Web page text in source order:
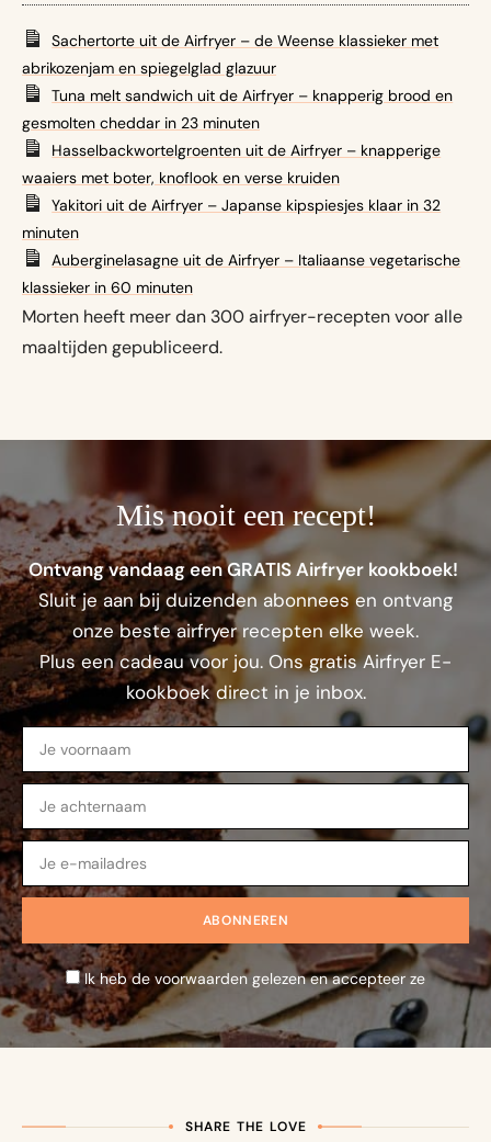
Sachertorte uit de Airfryer – de Weense klassieker met
abrikozenjam en spiegelglad glazuur
Tuna melt sandwich uit de Airfryer – knapperig brood en
gesmolten cheddar in 23 minuten
Hasselbackwortelgroenten uit de Airfryer – knapperige
waaiers met boter, knoflook en verse kruiden
Yakitori uit de Airfryer – Japanse kipspiesjes klaar in 32
minuten
Auberginelasagne uit de Airfryer – Italiaanse vegetarische
klassieker in 60 minuten
Morten heeft meer dan 300 airfryer-recepten voor alle
maaltijden gepubliceerd.
Mis nooit een recept!
Ontvang vandaag een GRATIS Airfryer kookboek!
Sluit je aan bij duizenden abonnees en ontvang
onze beste airfryer recepten elke week.
Plus een cadeau voor jou. Ons gratis Airfryer E-
kookboek direct in je inbox.
Ik heb de voorwaarden gelezen en accepteer ze
SHARE THE LOVE